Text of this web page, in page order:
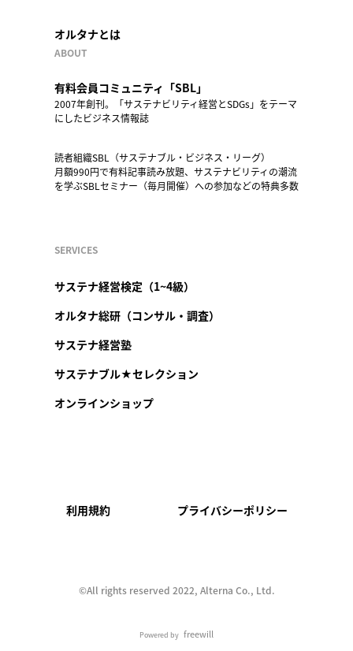
オルタナとは
ABOUT
有料会員コミュニティ「SBL」
2007年創刊。「サステナビリティ経営とSDGs」をテーマ
にしたビジネス情報誌
読者組織SBL（サステナブル・ビジネス・リーグ）
月額990円で有料記事読み放題、サステナビリティの潮流
を学ぶSBLセミナー（毎月開催）への参加などの特典多数
SERVICES
サステナ経営検定（1~4級）
オルタナ総研（コンサル・調査）
サステナ経営塾
サステナブル★セレクション
オンラインショップ
利用規約 プライバシーポリシー
©︎All rights reserved 2022, Alterna Co., Ltd.
Powered by freewill